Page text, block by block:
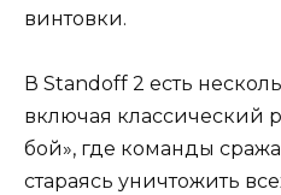
винтовки.
В Standoff 2 есть
включая классический
бой», где команды
стараясь уничтожить